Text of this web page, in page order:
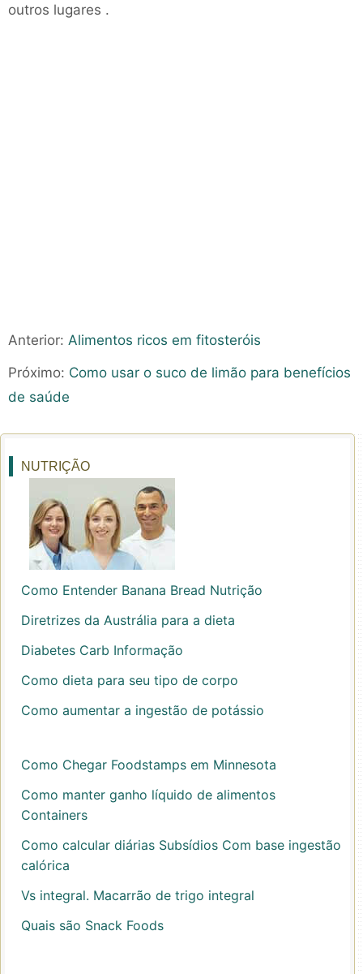
outros lugares .
Anterior: Alimentos ricos em fitosteróis
Próximo: Como usar o suco de limão para benefícios
de saúde
NUTRIÇÃO
Como Entender Banana Bread Nutrição
Diretrizes da Austrália para a dieta
Diabetes Carb Informação
Como dieta para seu tipo de corpo
Como aumentar a ingestão de potássio
Como Chegar Foodstamps em Minnesota
Como manter ganho líquido de alimentos
Containers
Como calcular diárias Subsídios Com base ingestão
calórica
Vs integral. Macarrão de trigo integral
Quais são Snack Foods